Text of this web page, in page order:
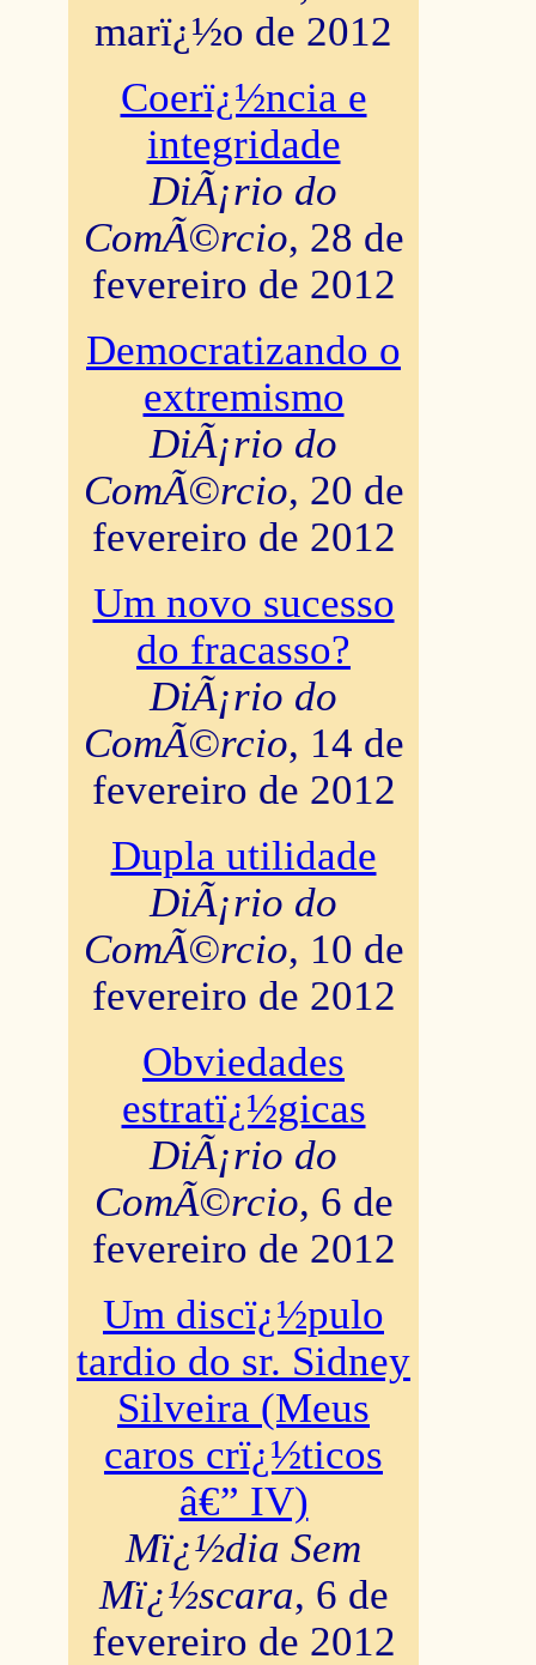
marï¿½o de 2012
Coerï¿½ncia e
integridade
DiÃ¡rio do
ComÃ©rcio, 28 de
fevereiro de 2012
Democratizando o
extremismo
DiÃ¡rio do
ComÃ©rcio, 20 de
fevereiro de 2012
Um novo sucesso
do fracasso?
DiÃ¡rio do
ComÃ©rcio, 14 de
fevereiro de 2012
Dupla utilidade
DiÃ¡rio do
ComÃ©rcio, 10 de
fevereiro de 2012
Obviedades
estratï¿½gicas
DiÃ¡rio do
ComÃ©rcio, 6 de
fevereiro de 2012
Um discï¿½pulo
tardio do sr. Sidney
Silveira (Meus
caros crï¿½ticos
â€” IV)
Mï¿½dia Sem
Mï¿½scara, 6 de
fevereiro de 2012